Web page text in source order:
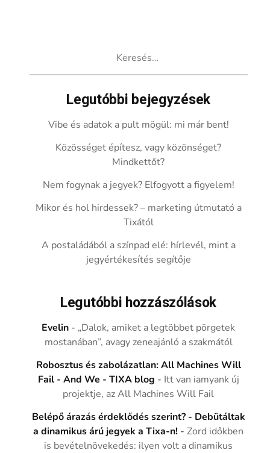
Legutóbbi bejegyzések
Vibe és adatok a pult mögül: mi már bent!
Közösséget építesz, vagy közönséget?
Mindkettőt?
Nem fogynak a jegyek? Elfogyott a figyelem!
Mikor és hol hirdessek? – marketing útmutató a
Tixától
A postaládából a színpad elé: hírlevél, mint a
jegyértékesítés segítője
Legutóbbi hozzászólások
Evelin - „Dalok, amiket a legtöbbet pörgetek
mostanában”, avagy zeneajánló a szakmától
Robosztus és zabolázatlan: All Machines Will
Fail - And We - TIXA blog - Itt van iamyank új
projektje, az All Machines Will Fail
Belépő árazás érdeklődés szerint? - Debütáltak
a dinamikus árú jegyek a Tixa-n! -Zord időkben
is bevételnövekedés: ilyen volt a dinamikus